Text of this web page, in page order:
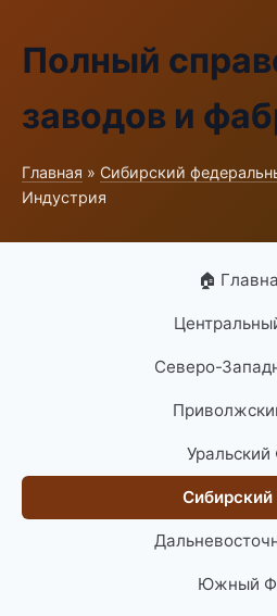
Полный
заводов и
Главная » Сибирский
Индустрия
🏠
Северо-
Южный